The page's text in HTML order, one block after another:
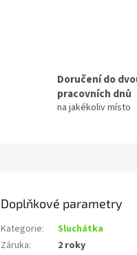
Doručení do
pracovních dnů
na jakékoliv místo
Doplňkové parametry
Kategorie:
Sluchátka
Záruka: 2 roky